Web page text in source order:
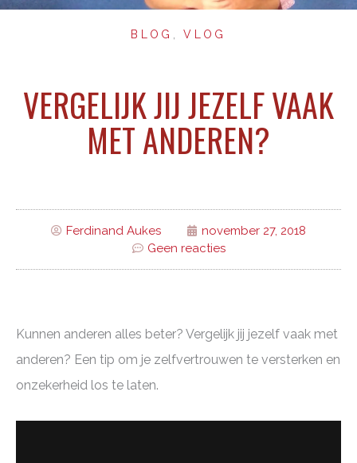
BLOG ,VLOG
VERGELIJK JIJ JEZELF VAAK
MET ANDEREN?
Ferdinand Aukes
november 27, 2018
Geen reacties
Kunnen anderen alles beter? Vergelijk jij jezelf vaak met
anderen? Een tip om je zelfvertrouwen te versterken en
onzekerheid los te laten.